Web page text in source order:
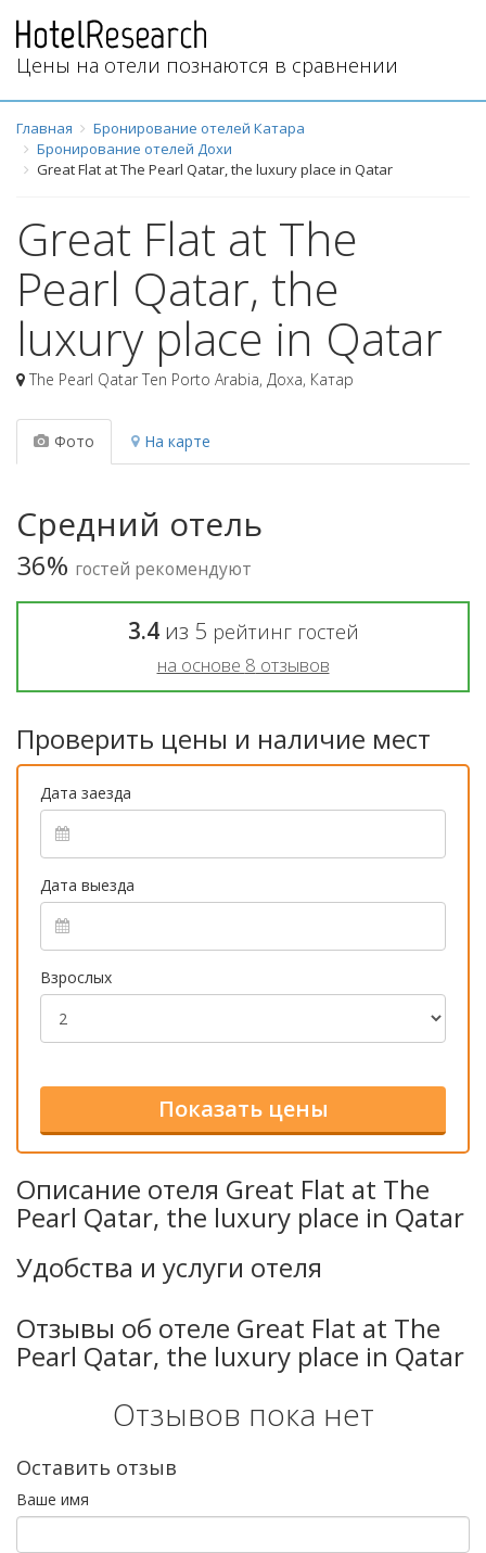
Цены на отели познаются в сравнении
Главная
Бронирование отелей Катара
Бронирование отелей Дохи
Great Flat at The Pearl Qatar, the luxury place in Qatar
Great Flat at The
Pearl Qatar, the
luxury place in Qatar
The Pearl Qatar Ten Porto Arabia, Доха, Катар
Фото На карте
Средний отель
36% гостей рекомендуют
3.4из 5 рейтинг гостей
на основе 8 отзывов
Проверить цены и наличие мест
Дата заезда
Дата выезда
Взрослых
Описание отеля Great Flat at The
Pearl Qatar, the luxury place in Qatar
Удобства и услуги отеля
Отзывы об отеле Great Flat at The
Pearl Qatar, the luxury place in Qatar
Отзывов пока нет
Оставить отзыв
Ваше имя